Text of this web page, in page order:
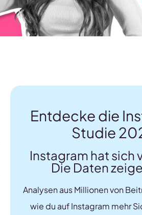
Entdecke die
Studie
Instagram hat sich
Die Daten
Analysen aus Millionen von
wie du auf Instagram mehr